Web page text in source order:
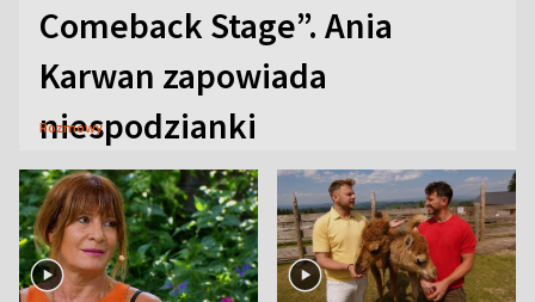
Comeback Stage”. Ania
Karwan zapowiada
niespodzianki
Rozmowy